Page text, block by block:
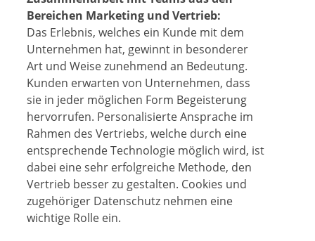
Bereichen Marketing und Vertrieb:
Das Erlebnis, welches ein Kunde mit dem
Unternehmen hat, gewinnt in besonderer
Art und Weise zunehmend an Bedeutung.
Kunden erwarten von Unternehmen, dass
sie in jeder möglichen Form Begeisterung
hervorrufen. Personalisierte Ansprache im
Rahmen des Vertriebs, welche durch eine
entsprechende Technologie möglich wird, ist
dabei eine sehr erfolgreiche Methode, den
Vertrieb besser zu gestalten. Cookies und
zugehöriger Datenschutz nehmen eine
wichtige Rolle ein.